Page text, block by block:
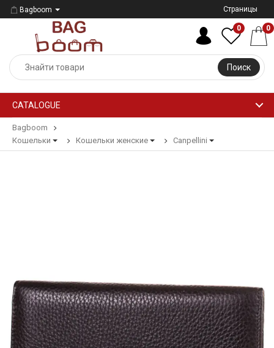
Bagboom Страницы
Поиск
0 0
CATALOGUE
Bagboom
Кошельки
Кошельки женские Canpellini